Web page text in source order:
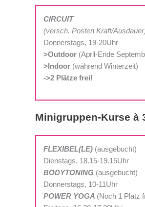
CIRCUIT
(versch. Posten Kraft/
Donnerstags, 19-20Uhr
>Outdoor (April-Ende
>Indoor (während Winterzeit)
->2 Plätze frei!
Minigruppen-Kurse à
FLEXIBEL(LE) (ausgebucht)
Dienstags, 18.15-19.15Uhr
BODYTONING (ausgebucht)
Donnerstags, 10-11Uhr
POWER YOGA (Noch 1 Platz